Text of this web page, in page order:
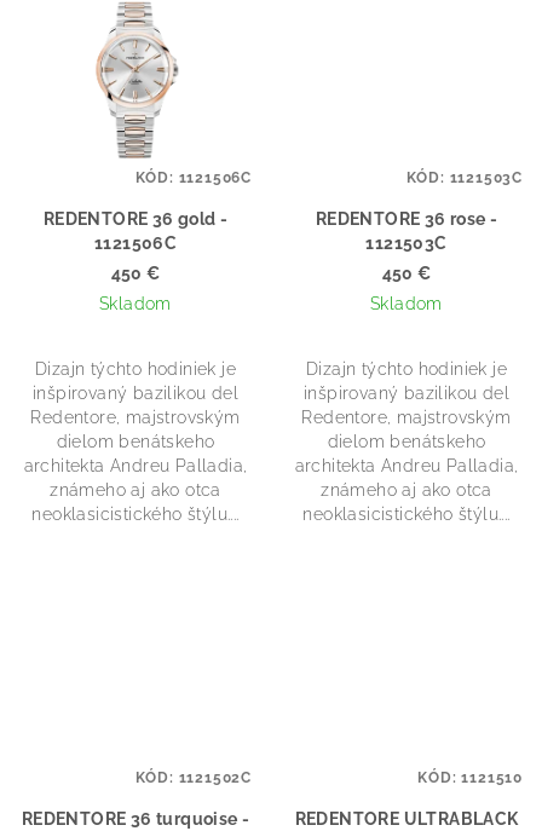
REDENTORE 36 gold -
1121506C
450 €
Skladom
Dizajn týchto hodiniek je
inšpirovaný bazilikou del
Redentore, majstrovským
dielom benátskeho
architekta Andreu Palladia,
známeho aj ako otca
neoklasicistického štýlu....
KÓD: 1121506C
REDENTORE 36 rose -
1121503C
450 €
Skladom
Dizajn týchto hodiniek je
inšpirovaný bazilikou del
Redentore, majstrovským
dielom benátskeho
architekta Andreu Palladia,
známeho aj ako otca
neoklasicistického štýlu....
KÓD: 1121503C
REDENTORE 36 turquoise -
KÓD: 1121502C
REDENTORE ULTRABLACK
KÓD:1121510